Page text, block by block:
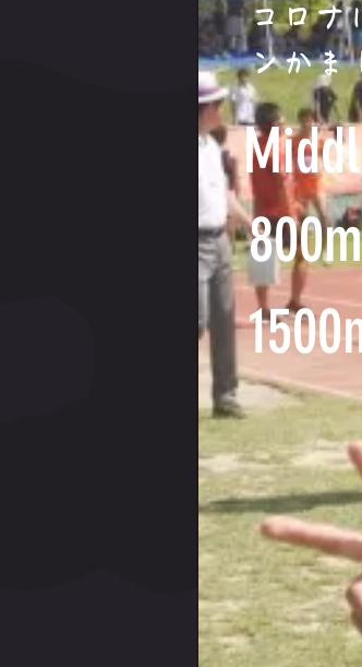
コロナ
ンかま